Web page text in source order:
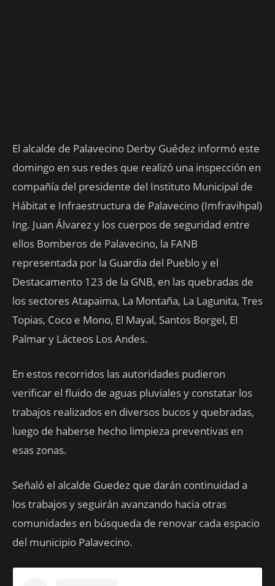
El alcalde de Palavecino Derby Guédez informó este
domingo en sus redes que realizó una inspección en
compañía del presidente del Instituto Municipal de
Hábitat e Infraestructura de Palavecino (Imfravihpal)
Ing. Juan Álvarez y los cuerpos de seguridad entre
ellos Bomberos de Palavecino, la FANB
representada por la Guardia del Pueblo y el
Destacamento 123 de la GNB, en las quebradas de
los sectores Atapaima, La Montaña, La Lagunita, Tres
Topias, Coco e Mono, El Mayal, Santos Borgel, El
Palmar y Lácteos Los Andes.
En estos recorridos las autoridades pudieron
verificar el fluido de aguas pluviales y constatar los
trabajos realizados en diversos bucos y quebradas,
luego de haberse hecho limpieza preventivas en
esas zonas.
Señaló el alcalde Guedez que darán continuidad a
los trabajos y seguirán avanzando hacia otras
comunidades en búsqueda de renovar cada espacio
del municipio Palavecino.